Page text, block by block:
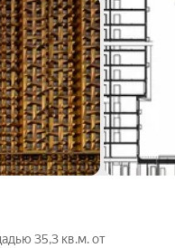
35,3 кв.м. от